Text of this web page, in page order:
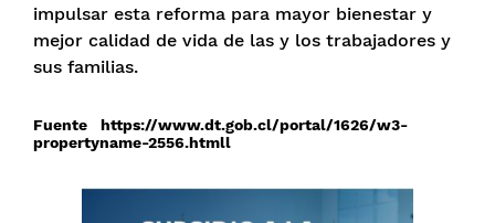
impulsar esta reforma para mayor bienestar y
mejor calidad de vida de las y los trabajadores y
sus familias.
Fuente
https://www.dt.gob.cl/portal/1626/w3-
propertyname-2556.htmll